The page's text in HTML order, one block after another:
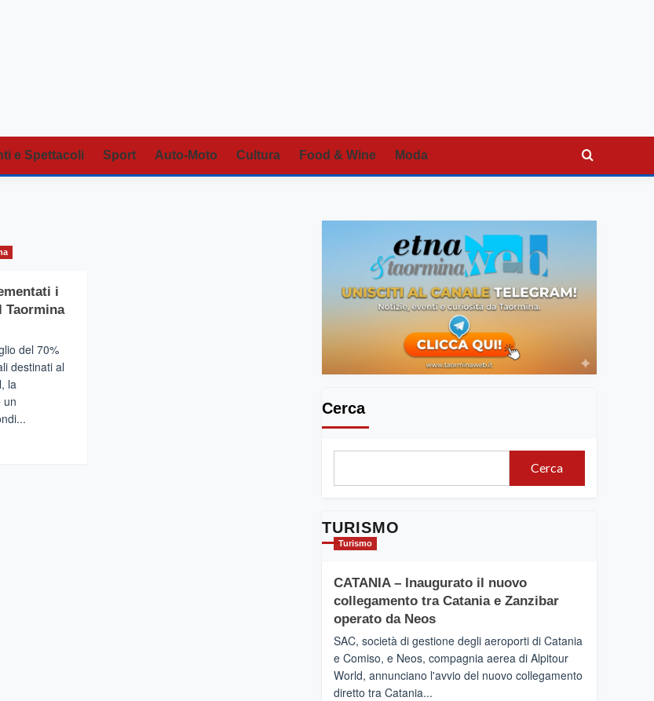
e Spettacoli Sport Auto-Moto Cultura Food & Wine Moda
i
Taormina
del 70%
destinati al
la
un
Cerca
Cerca
TURISMO
Turismo
CATANIA – Inaugurato il nuovo
collegamento tra Catania e Zanzibar
operato da Neos
SAC, società di gestione degli aeroporti di Catania
e Comiso, e Neos, compagnia aerea di Alpitour
World, annunciano l'avvio del nuovo collegamento
diretto tra Catania...